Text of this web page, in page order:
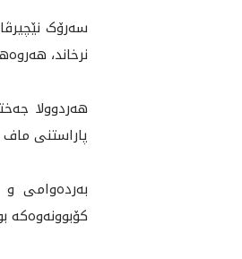
سەرۆک
نرخاند،
هەردوولا
پاراستنی
به‌رده‌وامى
كۆبوونه‌وه‌كه‌